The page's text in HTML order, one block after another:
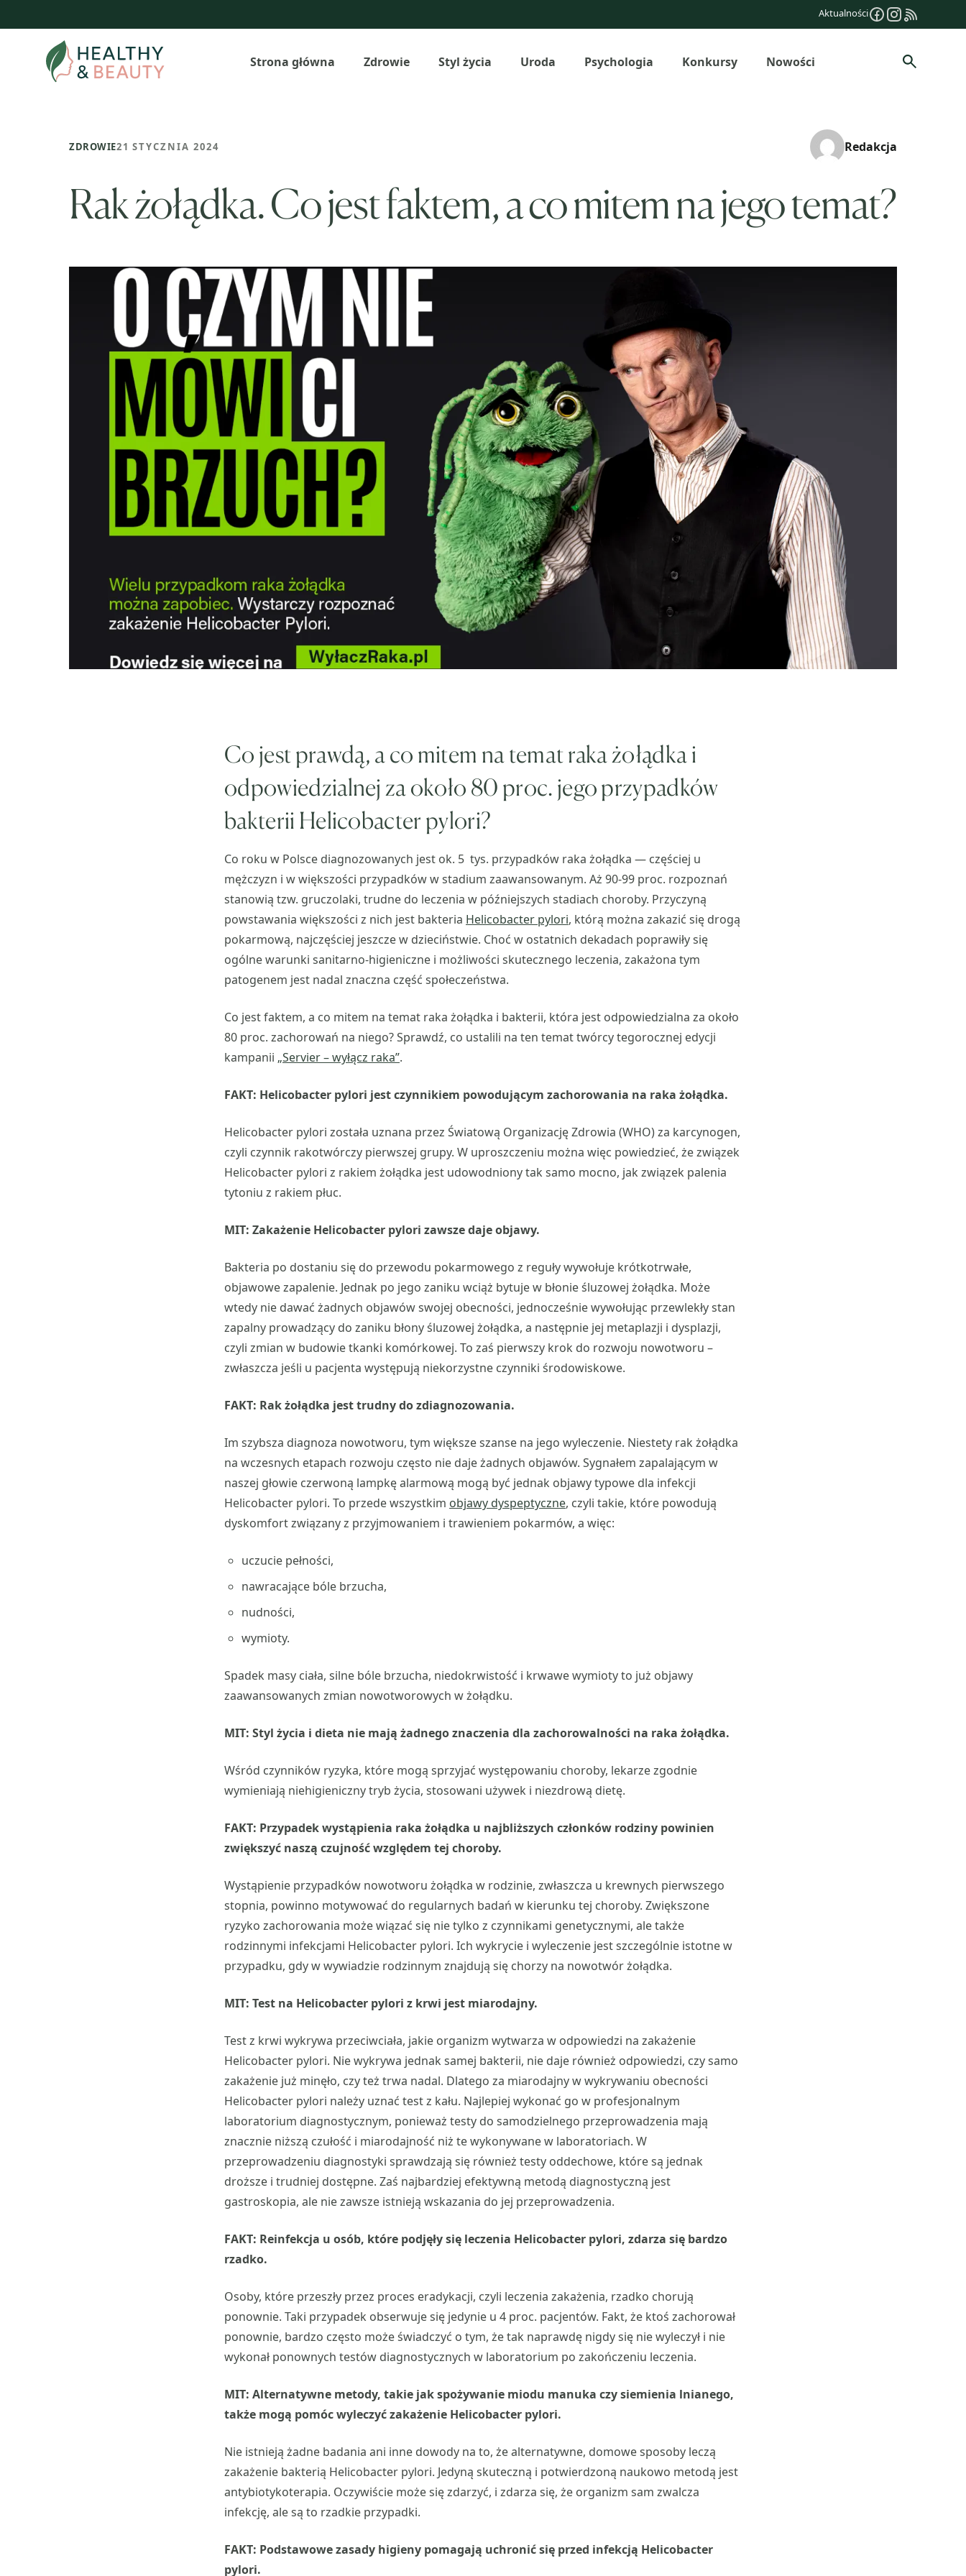
do
Aktualności
Strona główna Zdrowie Styl życia Uroda Psychologia Konkursy Nowości Szukaj
ZDROWIE21 STYCZNIA 2024 Redakcja
Rak żołądka. Co jest faktem, a co mitem na jego temat?
Co jest prawdą, a co mitem na temat raka żołądka i
odpowiedzialnej za około 80 proc. jego przypadków
bakterii Helicobacter pylori?
Co roku w Polsce diagnozowanych jest ok. 5 tys. przypadków raka żołądka — częściej u
mężczyzn i w większości przypadków w stadium zaawansowanym. Aż 90-99 proc. rozpoznań
stanowią tzw. gruczolaki, trudne do leczenia w późniejszych stadiach choroby. Przyczyną
powstawania większości z nich jest bakteria Helicobacter pylori, którą można zakazić się drogą
pokarmową, najczęściej jeszcze w dzieciństwie. Choć w ostatnich dekadach poprawiły się
ogólne warunki sanitarno-higieniczne i możliwości skutecznego leczenia, zakażona tym
patogenem jest nadal znaczna część społeczeństwa.
Co jest faktem, a co mitem na temat raka żołądka i bakterii, która jest odpowiedzialna za około
80 proc. zachorowań na niego? Sprawdź, co ustalili na ten temat twórcy tegorocznej edycji
kampanii „Servier – wyłącz raka”.
FAKT: Helicobacter pylori jest czynnikiem powodującym zachorowania na raka żołądka.
Helicobacter pylori została uznana przez Światową Organizację Zdrowia (WHO) za karcynogen,
czyli czynnik rakotwórczy pierwszej grupy. W uproszczeniu można więc powiedzieć, że związek
Helicobacter pylori z rakiem żołądka jest udowodniony tak samo mocno, jak związek palenia
tytoniu z rakiem płuc.
MIT: Zakażenie Helicobacter pylori zawsze daje objawy.
Bakteria po dostaniu się do przewodu pokarmowego z reguły wywołuje krótkotrwałe,
objawowe zapalenie. Jednak po jego zaniku wciąż bytuje w błonie śluzowej żołądka. Może
wtedy nie dawać żadnych objawów swojej obecności, jednocześnie wywołując przewlekły stan
zapalny prowadzący do zaniku błony śluzowej żołądka, a następnie jej metaplazji i dysplazji,
czyli zmian w budowie tkanki komórkowej. To zaś pierwszy krok do rozwoju nowotworu –
zwłaszcza jeśli u pacjenta występują niekorzystne czynniki środowiskowe.
FAKT: Rak żołądka jest trudny do zdiagnozowania.
Im szybsza diagnoza nowotworu, tym większe szanse na jego wyleczenie. Niestety rak żołądka
na wczesnych etapach rozwoju często nie daje żadnych objawów. Sygnałem zapalającym w
naszej głowie czerwoną lampkę alarmową mogą być jednak objawy typowe dla infekcji
Helicobacter pylori. To przede wszystkim objawy dyspeptyczne, czyli takie, które powodują
dyskomfort związany z przyjmowaniem i trawieniem pokarmów, a więc:
uczucie pełności,
nawracające bóle brzucha,
nudności,
wymioty.
Spadek masy ciała, silne bóle brzucha, niedokrwistość i krwawe wymioty to już objawy
zaawansowanych zmian nowotworowych w żołądku.
MIT: Styl życia i dieta nie mają żadnego znaczenia dla zachorowalności na raka żołądka.
Wśród czynników ryzyka, które mogą sprzyjać występowaniu choroby, lekarze zgodnie
wymieniają niehigieniczny tryb życia, stosowani używek i niezdrową dietę.
FAKT: Przypadek wystąpienia raka żołądka u najbliższych członków rodziny powinien
zwiększyć naszą czujność względem tej choroby.
Wystąpienie przypadków nowotworu żołądka w rodzinie, zwłaszcza u krewnych pierwszego
stopnia, powinno motywować do regularnych badań w kierunku tej choroby. Zwiększone
ryzyko zachorowania może wiązać się nie tylko z czynnikami genetycznymi, ale także
rodzinnymi infekcjami Helicobacter pylori. Ich wykrycie i wyleczenie jest szczególnie istotne w
przypadku, gdy w wywiadzie rodzinnym znajdują się chorzy na nowotwór żołądka.
MIT: Test na Helicobacter pylori z krwi jest miarodajny.
Test z krwi wykrywa przeciwciała, jakie organizm wytwarza w odpowiedzi na zakażenie
Helicobacter pylori. Nie wykrywa jednak samej bakterii, nie daje również odpowiedzi, czy samo
zakażenie już minęło, czy też trwa nadal. Dlatego za miarodajny w wykrywaniu obecności
Helicobacter pylori należy uznać test z kału. Najlepiej wykonać go w profesjonalnym
laboratorium diagnostycznym, ponieważ testy do samodzielnego przeprowadzenia mają
znacznie niższą czułość i miarodajność niż te wykonywane w laboratoriach. W
przeprowadzeniu diagnostyki sprawdzają się również testy oddechowe, które są jednak
droższe i trudniej dostępne. Zaś najbardziej efektywną metodą diagnostyczną jest
gastroskopia, ale nie zawsze istnieją wskazania do jej przeprowadzenia.
FAKT: Reinfekcja u osób, które podjęły się leczenia Helicobacter pylori, zdarza się bardzo
rzadko.
Osoby, które przeszły przez proces eradykacji, czyli leczenia zakażenia, rzadko chorują
ponownie. Taki przypadek obserwuje się jedynie u 4 proc. pacjentów. Fakt, że ktoś zachorował
ponownie, bardzo często może świadczyć o tym, że tak naprawdę nigdy się nie wyleczył i nie
wykonał ponownych testów diagnostycznych w laboratorium po zakończeniu leczenia.
MIT: Alternatywne metody, takie jak spożywanie miodu manuka czy siemienia lnianego,
także mogą pomóc wyleczyć zakażenie Helicobacter pylori.
Nie istnieją żadne badania ani inne dowody na to, że alternatywne, domowe sposoby leczą
zakażenie bakterią Helicobacter pylori. Jedyną skuteczną i potwierdzoną naukowo metodą jest
antybiotykoterapia. Oczywiście może się zdarzyć, i zdarza się, że organizm sam zwalcza
infekcję, ale są to rzadkie przypadki.
FAKT: Podstawowe zasady higieny pomagają uchronić się przed infekcją Helicobacter
pylori.